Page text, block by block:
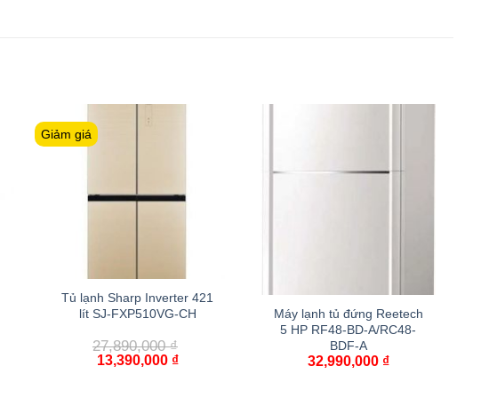
Giảm giá
Tủ lạnh Sharp Inverter 421
lít SJ-FXP510VG-CH
27,890,000₫
13,390,000 ₫
Máy lạnh tủ đứng Reetech
5 HP RF48-BD-A/RC48-
BDF-A
32,990,000 ₫